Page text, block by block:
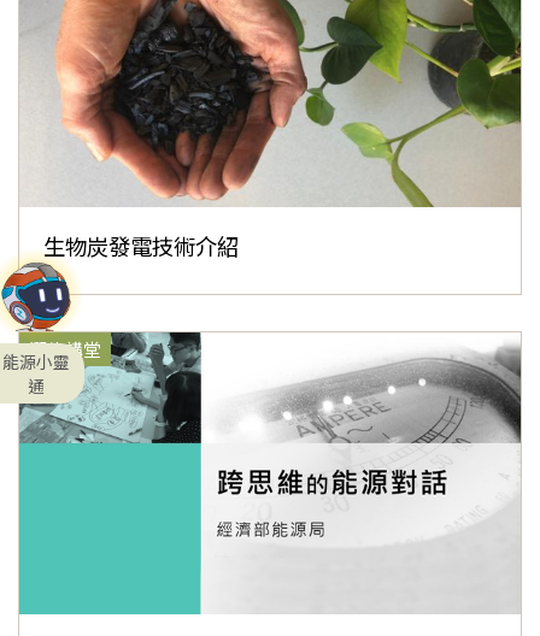
生物炭發電技術介紹
潔能講堂
能源小靈
通